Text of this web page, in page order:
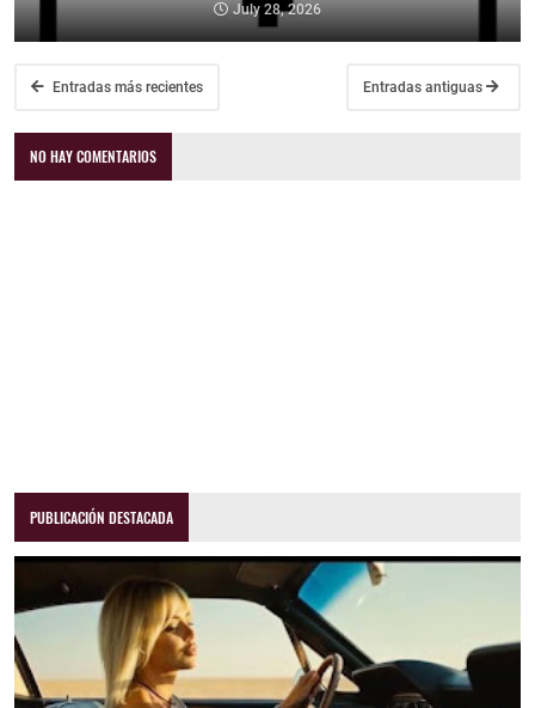
July 28, 2026
Entradas más recientes Entradas antiguas
NO HAY COMENTARIOS
PUBLICACIÓN DESTACADA